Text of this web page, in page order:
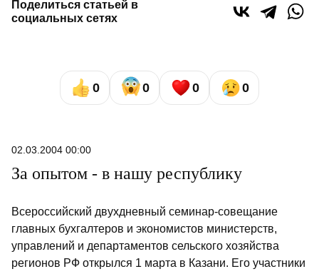
Поделиться статьей в
социальных сетях
0 0 0 0
02.03.2004 00:00
За опытом - в нашу республику
Всероссийский двухдневный семинар-совещание
главных бухгалтеров и экономистов министерств,
управлений и департаментов сельского хозяйства
регионов РФ открылся 1 марта в Казани. Его участники